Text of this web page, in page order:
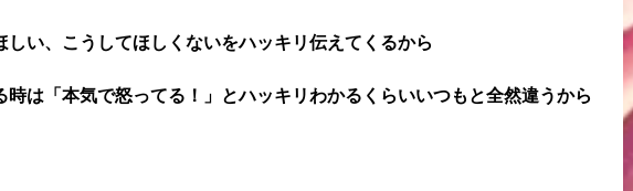
い、こうしてほしくないをハッキリ伝えてくるから
は「本気で怒ってる！」とハッキリわかるくらいいつもと全然違うから